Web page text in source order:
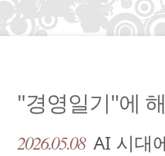
"경영일기"에
2026.05.08 AI 시대